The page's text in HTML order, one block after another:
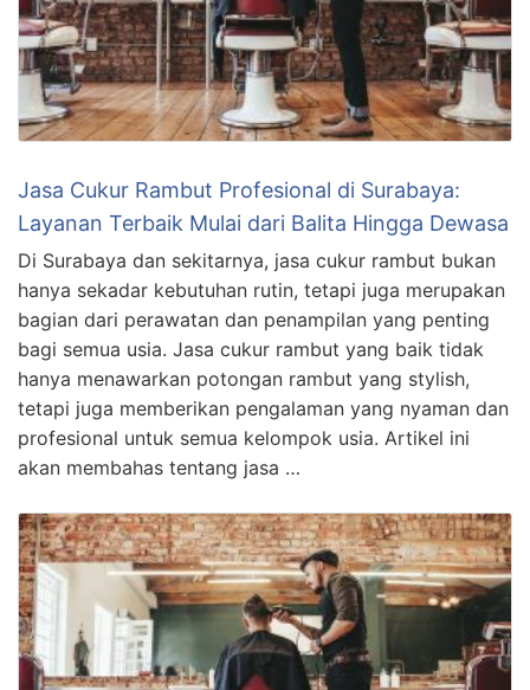
Jasa Cukur Rambut Profesional di Surabaya:
Layanan Terbaik Mulai dari Balita Hingga Dewasa
Di Surabaya dan sekitarnya, jasa cukur rambut bukan
hanya sekadar kebutuhan rutin, tetapi juga merupakan
bagian dari perawatan dan penampilan yang penting
bagi semua usia. Jasa cukur rambut yang baik tidak
hanya menawarkan potongan rambut yang stylish,
tetapi juga memberikan pengalaman yang nyaman dan
profesional untuk semua kelompok usia. Artikel ini
akan membahas tentang jasa …